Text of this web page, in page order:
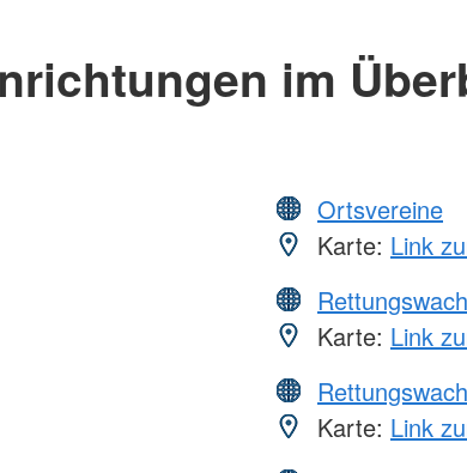
im
Ortsvereine
Karte: Link
Karte: Link
Karte: Link